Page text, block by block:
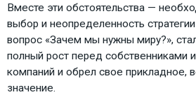
Вместе эти обстоятельства —
выбор и неопределенность
вопрос «Зачем мы нужны миру?»,
полный рост перед собственниками
компаний и обрел свое прикладное,
значение.